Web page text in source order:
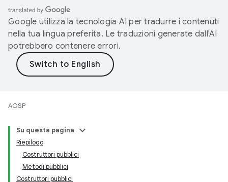
Google utilizza la tecnologia AI per tradurre i contenuti
nella tua lingua preferita. Le traduzioni generate dall'AI
potrebbero contenere errori.
AOSP
Su questa pagina
Riepilogo
Costruttori pubblici
Metodi pubblici
Costruttori pubblici